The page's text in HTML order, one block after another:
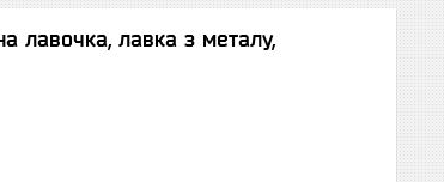
лавочка, лавка з металу,